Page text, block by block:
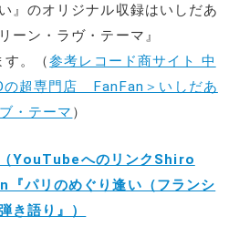
』のオリジナル収録はいしだあ
ーン・ラヴ・テーマ』
す。（参考レコード商サイト 中
の超専門店 FanFan＞いしだあ
・テーマ ）
YouTubeへのリンクShiro
パリのめぐり逢い（フランシ
き語り』）